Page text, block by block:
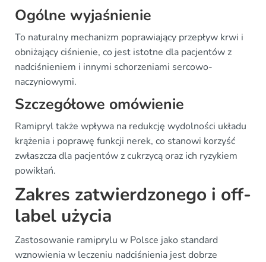
Ogólne wyjaśnienie
To naturalny mechanizm poprawiający przepływ krwi i
obniżający ciśnienie, co jest istotne dla pacjentów z
nadciśnieniem i innymi schorzeniami sercowo-
naczyniowymi.
Szczegółowe omówienie
Ramipryl także wpływa na redukcję wydolności układu
krążenia i poprawę funkcji nerek, co stanowi korzyść
zwłaszcza dla pacjentów z cukrzycą oraz ich ryzykiem
powikłań.
Zakres zatwierdzonego i off-
label użycia
Zastosowanie ramiprylu w Polsce jako standard
wznowienia w leczeniu nadciśnienia jest dobrze